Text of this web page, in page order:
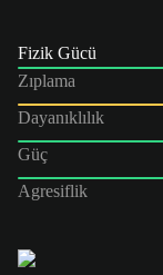
Fizik Gücü
Zıplama
Dayanıklılık
Güç
Agresiflik